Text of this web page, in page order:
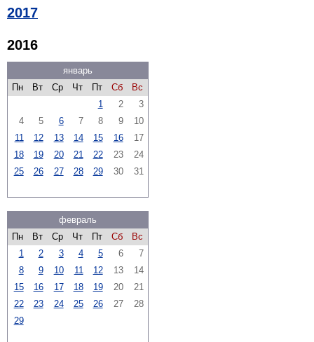
2017
2016
январь
Пн
Вт Ср Чт Пт Сб
Вс
1
2
3
4
5 6 7 8 9
10
11
12 13 14 15 16
17
18
19 20 21 22 23
24
25
26 27 28 29 30 31
февраль
Пн
Вт Ср Чт Пт Сб
Вс
1
2 3 4 5 6
7
8
9 10 11 12 13
14
15
16 17 18 19 20
21
22
23 24 25 26 27
28
29